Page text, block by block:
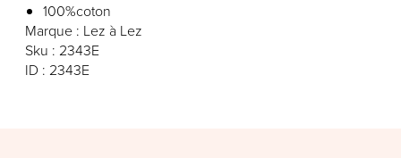
100%coton
Marque : Lez à Lez
Sku : 2343E
ID : 2343E